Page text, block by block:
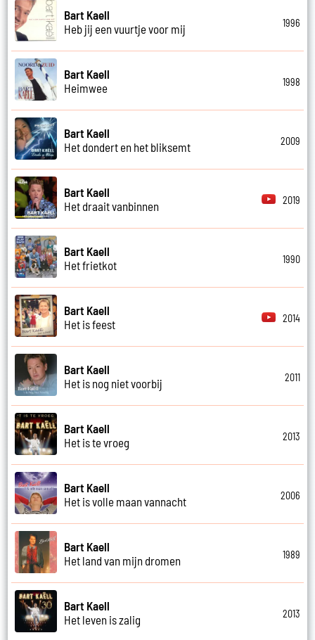
Bart Kaell
Heb jij een vuurtje voor mij
1996
Bart Kaell
Heimwee
1998
Bart Kaell
Het dondert en het bliksemt
2009
Bart Kaell
Het draait vanbinnen
2019
Bart Kaell
Het frietkot
1990
Bart Kaell
Het is feest
2014
Bart Kaell
Het is nog niet voorbij
2011
Bart Kaell
Het is te vroeg
2013
Bart Kaell
Het is volle maan vannacht
2006
Bart Kaell
Het land van mijn dromen
1989
Bart Kaell
Het leven is zalig
2013